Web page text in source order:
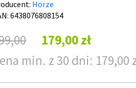
Horze
6438076808154
179,00 zł
min. z 30 dni: 179,00